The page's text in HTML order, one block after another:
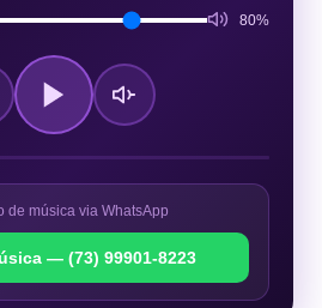
80%
de música via WhatsApp
— (73) 99901-8223